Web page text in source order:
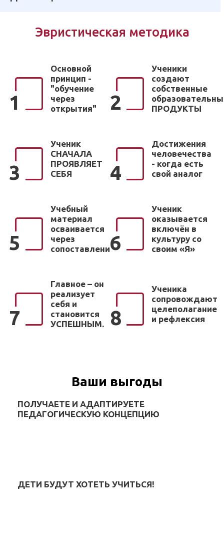
Эвристическая методика
1
Основной
принцип -
"обучение
через
открытия"
2
Ученики
создают
собственные
ПРОДУКТЫ
3
Ученик
СНАЧАЛА
ПРОЯВЛЯЕТ
СЕБЯ
4
Достижения
человечества
- когда есть
свой аналог
5
Учебный
материал
осваивается
через
сопоставление6
Ученик
оказывается
включён в
культуру со
своим «Я»
7
Главное – он
реализует
себя и
становится
УСПЕШНЫМ.
8
Ученика
сопровождают
целеполагание
и рефлексия
Ваши выгоды
ПОЛУЧАЕТЕ И АДАПТИРУЕТЕ
ПЕДАГОГИЧЕСКУЮ КОНЦЕПЦИЮ
ДЕТИ БУДУТ ХОТЕТЬ УЧИТЬСЯ!